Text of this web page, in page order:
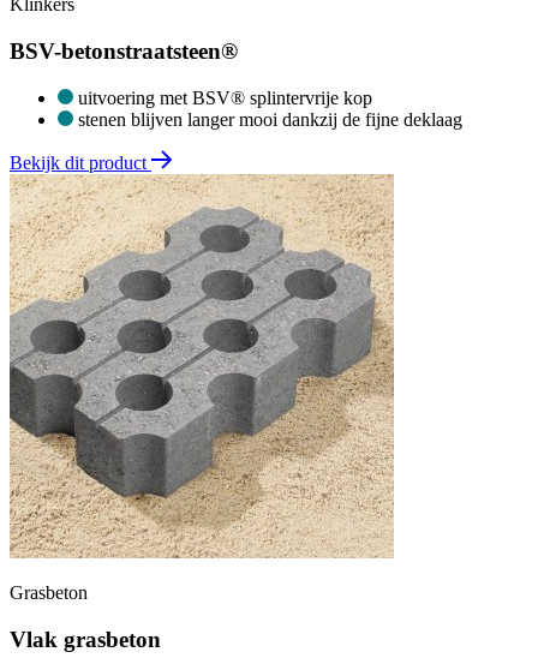
Klinkers
BSV-betonstraatsteen®
uitvoering met BSV® splintervrije kop
stenen blijven langer mooi dankzij de fijne deklaag
Bekijk dit product
Grasbeton
Vlak grasbeton